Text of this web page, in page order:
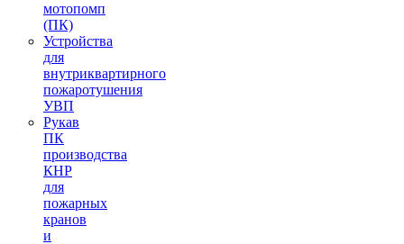
мотопомп
(ПК)
Устройства
для
внутриквартирного
пожаротушения
УВП
Рукав
ПК
производства
КНР
для
пожарных
кранов
и